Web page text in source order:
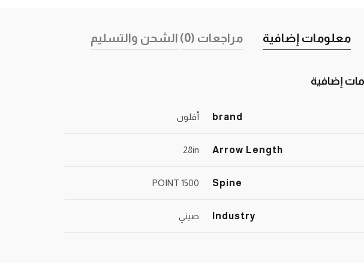
معلومات إضافية مراجعات (0) الشحن والتسليم
إضافية
brand أفلون
Arrow Length
28in
Spine
1500 POINT
Industry صيني